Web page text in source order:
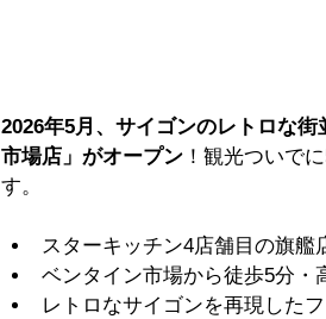
2026年5月、サイゴンのレトロな
市場店」がオープン ！観光ついで
す。
スターキッチン4店舗目の旗艦
ベンタイン市場から徒歩5分・
レトロなサイゴンを再現した